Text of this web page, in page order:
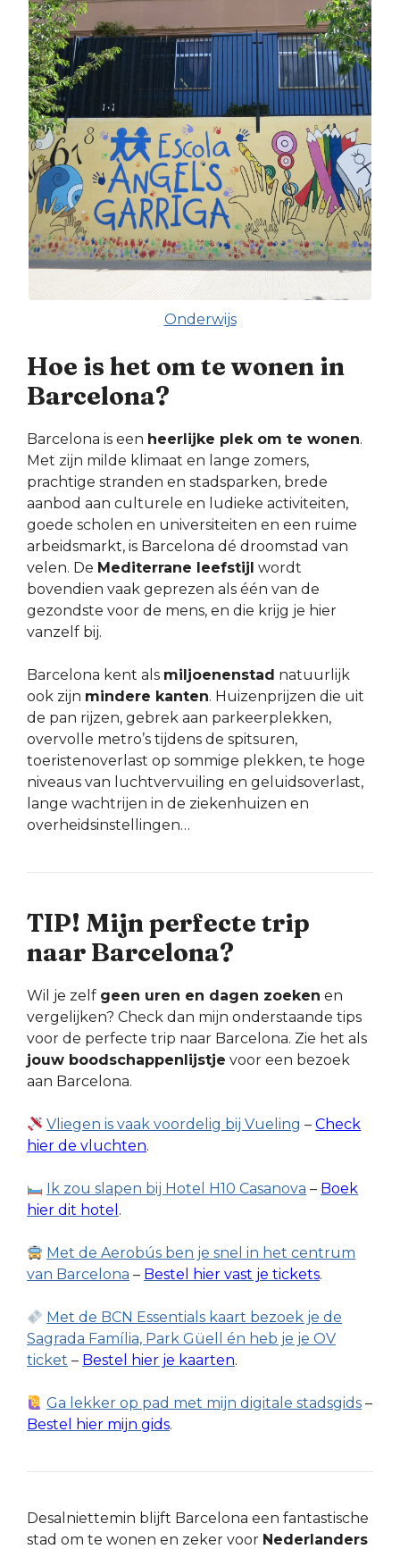
Onderwijs
Hoe is het om te wonen in
Barcelona?
Barcelona is een heerlijke plek om te wonen.
Met zijn milde klimaat en lange zomers,
prachtige stranden en stadsparken, brede
aanbod aan culturele en ludieke activiteiten,
goede scholen en universiteiten en een ruime
arbeidsmarkt, is Barcelona dé droomstad van
velen. De Mediterrane leefstijl wordt
bovendien vaak geprezen als één van de
gezondste voor de mens, en die krijg je hier
vanzelf bij.
Barcelona kent als miljoenenstad natuurlijk
ook zijn mindere kanten. Huizenprijzen die uit
de pan rijzen, gebrek aan parkeerplekken,
overvolle metro’s tijdens de spitsuren,
toeristenoverlast op sommige plekken, te hoge
niveaus van luchtvervuiling en geluidsoverlast,
lange wachtrijen in de ziekenhuizen en
overheidsinstellingen…
TIP! Mijn perfecte trip
naar Barcelona?
Wil je zelf geen uren en dagen zoeken en
vergelijken? Check dan mijn onderstaande tips
voor de perfecte trip naar Barcelona. Zie het als
jouw boodschappenlijstje voor een bezoek
aan Barcelona.
Vliegen is vaak voordelig bij Vueling –Check
hier de vluchten.
Ik zou slapen bij Hotel H10 Casanova – Boek
hier dit hotel .
Met de Aerobús ben je snel in het centrum
van Barcelona – Bestel hier vast je tickets.
Met de BCN Essentials kaart bezoek je de
Sagrada Família, Park Güell én heb je je OV
ticket – Bestel hier je kaarten.
Ga lekker op pad met mijn digitale stadsgids –
Bestel hier mijn gids.
Desalniettemin blijft Barcelona een fantastische
stad om te wonen en zeker voor Nederlanders